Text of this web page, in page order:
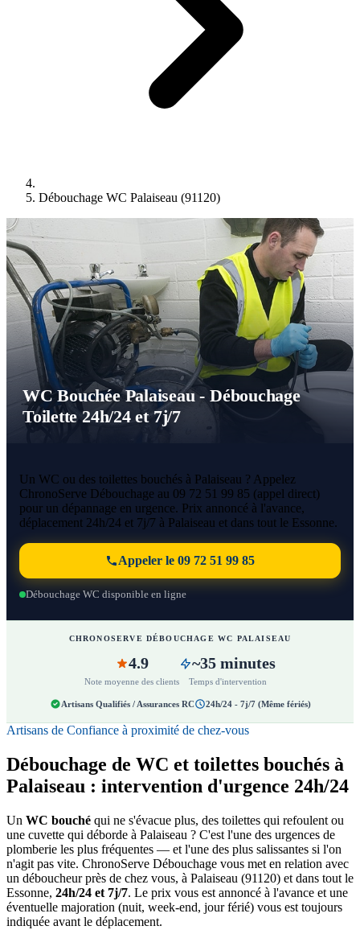
Débouchage WC Palaiseau (91120)
WC Bouchée Palaiseau - Débouchage
Toilette 24h/24 et 7j/7
Un WC ou des toilettes bouchés à Palaiseau ? Appelez
ChronoServe Débouchage au 09 72 51 99 85 (appel direct)
pour un dépannage en urgence. Prix annoncé à l'avance,
déplacement 24h/24 et 7j/7 à Palaiseau et dans tout le Essonne.
Appeler le 09 72 51 99 85
Débouchage WC disponible en ligne
CHRONOSERVE DÉBOUCHAGE WC PALAISEAU
4.9
Note moyenne des clients
~35 minutes
Temps d'intervention
Artisans Qualifiés / Assurances RC 24h/24 - 7j/7 (Même fériés)
Artisans de Confiance à proximité de chez-vous
Débouchage de WC et toilettes bouchés à
Palaiseau : intervention d'urgence 24h/24
Un WC bouché qui ne s'évacue plus, des toilettes qui refoulent ou
une cuvette qui déborde à Palaiseau ? C'est l'une des urgences de
plomberie les plus fréquentes — et l'une des plus salissantes si l'on
n'agit pas vite. ChronoServe Débouchage vous met en relation avec
un déboucheur près de chez vous, à Palaiseau (91120) et dans tout le
Essonne, 24h/24 et 7j/7. Le prix vous est annoncé à l'avance et une
éventuelle majoration (nuit, week-end, jour férié) vous est toujours
indiquée avant le déplacement.